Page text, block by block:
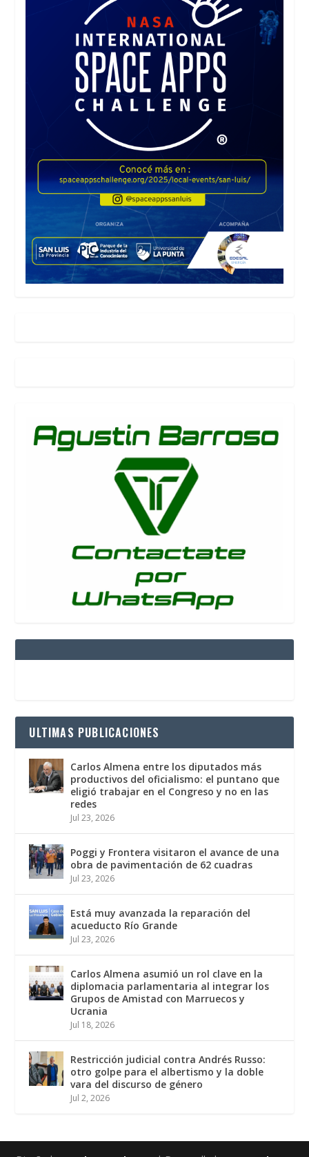
ULTIMAS PUBLICACIONES
Carlos Almena entre los diputados más
productivos del oficialismo: el puntano que
eligió trabajar en el Congreso y no en las
redes
Jul 23, 2026
Poggi y Frontera visitaron el avance de una
obra de pavimentación de 62 cuadras
Jul 23, 2026
Está muy avanzada la reparación del
acueducto Río Grande
Jul 23, 2026
Carlos Almena asumió un rol clave en la
diplomacia parlamentaria al integrar los
Grupos de Amistad con Marruecos y
Ucrania
Jul 18, 2026
Restricción judicial contra Andrés Russo:
otro golpe para el albertismo y la doble
vara del discurso de género
Jul 2, 2026